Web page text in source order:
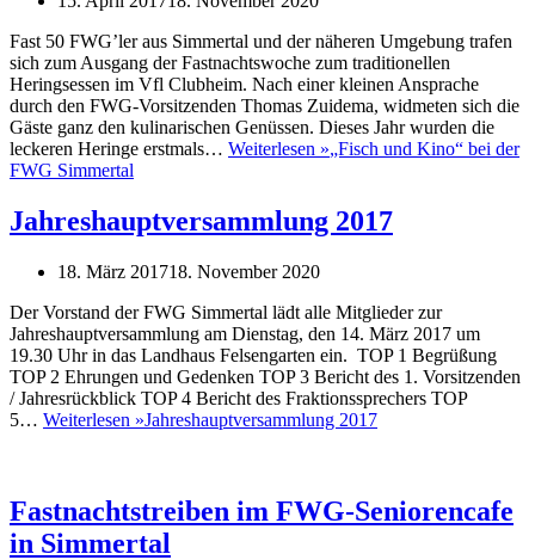
Fast 50 FWG’ler aus Simmertal und der näheren Umgebung trafen
sich zum Ausgang der Fastnachtswoche zum traditionellen
Heringsessen im Vfl Clubheim. Nach einer kleinen Ansprache
durch den FWG-Vorsitzenden Thomas Zuidema, widmeten sich die
Gäste ganz den kulinarischen Genüssen. Dieses Jahr wurden die
leckeren Heringe erstmals… Weiterlesen »„Fisch und Kino“ bei der
FWG Simmertal
Jahreshauptversammlung 2017
18. März 201718. November 2020
Der Vorstand der FWG Simmertal lädt alle Mitglieder zur
Jahreshauptversammlung am Dienstag, den 14. März 2017 um
19.30 Uhr in das Landhaus Felsengarten ein. TOP 1 Begrüßung
TOP 2 Ehrungen und Gedenken TOP 3 Bericht des 1. Vorsitzenden
/ Jahresrückblick TOP 4 Bericht des Fraktionssprechers TOP
5… Weiterlesen »Jahreshauptversammlung 2017
Fastnachtstreiben im FWG-Seniorencafe
in Simmertal